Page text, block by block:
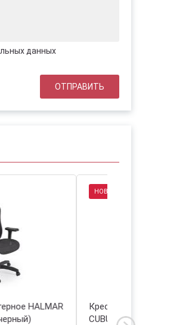
данных
HALMAR
черный)
CUBUS (черный/